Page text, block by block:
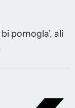
pomogla', ali